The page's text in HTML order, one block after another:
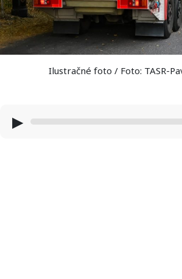
Ilustračné foto / Foto: TASR-
▶